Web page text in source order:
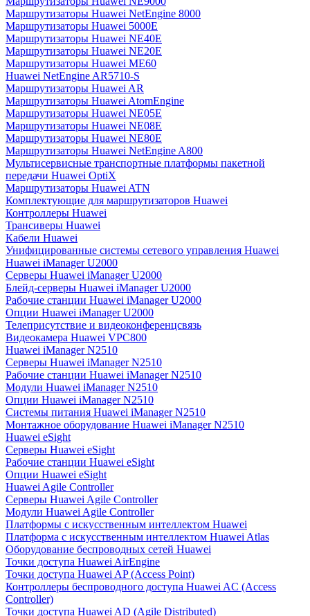
Маршрутизаторы Huawei NetEngine 8000
Маршрутизаторы Huawei 5000E
Маршрутизаторы Huawei NE40E
Маршрутизаторы Huawei NE20E
Маршрутизаторы Huawei ME60
Huawei NetEngine AR5710-S
Маршрутизаторы Huawei AR
Маршрутизаторы Huawei AtomEngine
Маршрутизаторы Huawei NE05E
Маршрутизаторы Huawei NE08E
Маршрутизаторы Huawei NE80E
Маршрутизаторы Huawei NetEngine A800
Мультисервисные транспортные платформы пакетной
передачи Huawei OptiX
Маршрутизаторы Huawei ATN
Комплектующие для маршрутизаторов Huawei
Контроллеры Huawei
Трансиверы Huawei
Кабели Huawei
Унифицированные системы сетевого управления Huawei
Huawei iManager U2000
Серверы Huawei iManager U2000
Блейд-серверы Huawei iManager U2000
Рабочие станции Huawei iManager U2000
Опции Huawei iManager U2000
Телеприсутствие и видеоконференцсвязь
Видеокамера Huawei VPC800
Huawei iManager N2510
Серверы Huawei iManager N2510
Рабочие станции Huawei iManager N2510
Модули Huawei iManager N2510
Опции Huawei iManager N2510
Системы питания Huawei iManager N2510
Монтажное оборудование Huawei iManager N2510
Huawei eSight
Серверы Huawei eSight
Рабочие станции Huawei eSight
Опции Huawei eSight
Huawei Agile Controller
Серверы Huawei Agile Controller
Модули Huawei Agile Controller
Платформы с искусственным интеллектом Huawei
Платформа с искусственным интеллектом Huawei Atlas
Оборудование беспроводных сетей Huawei
Точки доступа Huawei AirEngine
Точки доступа Huawei AP (Access Point)
Контроллеры беспроводного доступа Huawei AC (Access
Controller)
Точки доступа Huawei AD (Agile Distributed)